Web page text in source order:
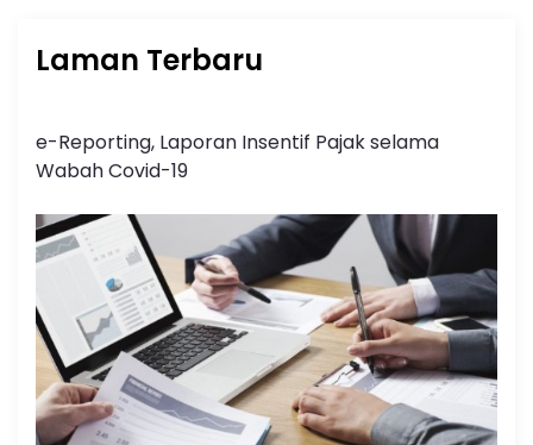
Laman Terbaru
e-Reporting, Laporan Insentif Pajak selama
Wabah Covid-19